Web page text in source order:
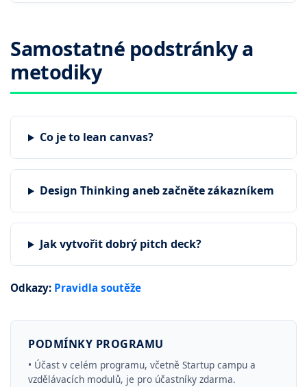
Samostatné podstránky a
metodiky
Co je to lean canvas?
Design Thinking aneb začněte zákazníkem
Jak vytvořit dobrý pitch deck?
Odkazy: Pravidla soutěže
PODMÍNKY PROGRAMU
• Účast v celém programu, včetně Startup campu a
vzdělávacích modulů, je pro účastníky zdarma.